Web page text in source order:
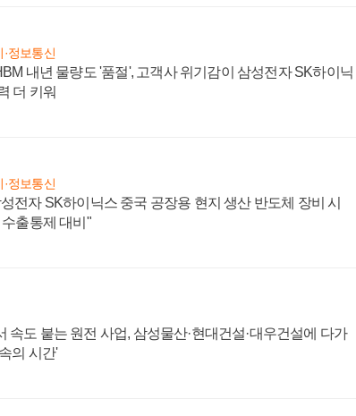
·정보통신
내년 물량도 '품절', 고객사 위기감이 삼성전자 SK하이닉
더 키워
·정보통신
전자 SK하이닉스 중국 공장용 현지 생산 반도체 장비 시
수출통제 대비"
속도 붙는 원전 사업, 삼성물산·현대건설·대우건설에 다가
의 시간'